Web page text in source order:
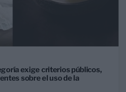
exige criterios públicos,
sobre el uso de la